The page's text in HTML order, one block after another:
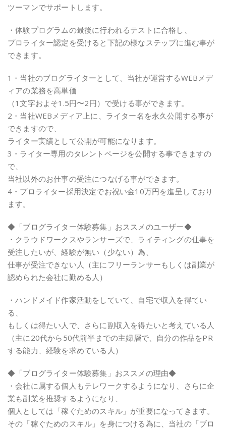
ツーマンでサポートします。
・体験プログラムの最後に行われるテストに合格し、
プロライター認定を受けると下記の様なステップに進む事が
できます。
1・当社のブログライターとして、当社が運営するWEBメデ
ィアの業務を高単価
（1文字およそ1.5円〜2円）で受ける事ができます。
2・当社WEBメディア上に、ライター名を永久公開する事が
できますので、
ライター実績として公開が可能になります。
3・ライター専用のタレントページを公開する事できますの
で、
当社以外のお仕事の受注につなげる事ができます。
4・プロライター採用決定でお祝い金10万円を進呈しており
ます。
◆「ブログライター体験募集」おススメのユーザー◆
・クラウドワークスやランサーズで、ライティングの仕事を
受注したいが、経験が無い（少ない）為、
仕事が受注できない人（主にフリーランサーもしくは副業が
認められた会社に勤める人）
・ハンドメイド作家活動をしていて、自宅で収入を得てい
る、
もしくは得たい人で、さらに副収入を得たいと考えている人
（主に20代から50代前半までの主婦層で、自分の作品をPR
する能力、経験を求めている人）
◆「ブログライター体験募集」おススメの理由◆
・会社に属する個人もテレワークするようになり、さらに企
業も副業を推奨するようになり、
個人としては「稼ぐためのスキル」が重要になってきます。
その「稼ぐためのスキル」を身につける為に、当社の「ブロ